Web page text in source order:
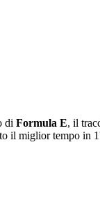
di Formula E, il
il miglior tempo in